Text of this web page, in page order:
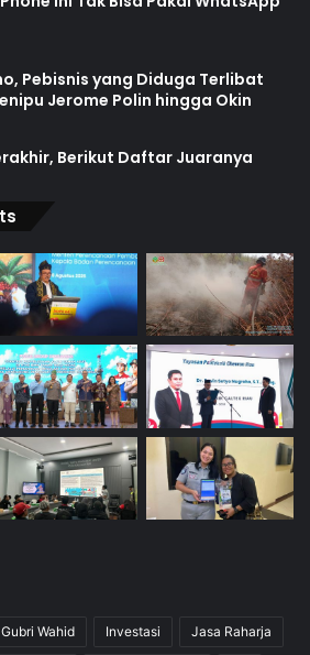
Pebisnis yang Diduga Terlibat
Jerome Polin hingga Okin
Berikut Daftar Juaranya
Gubri Wahid Investasi Jasa Raharja